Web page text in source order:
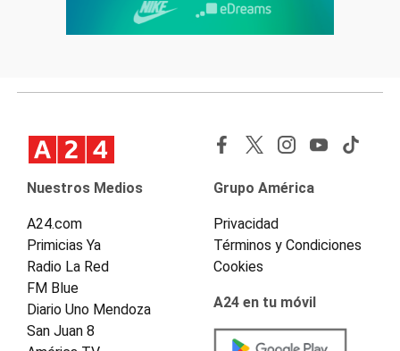
Nuestros Medios
A24.com
Primicias Ya
Radio La Red
FM Blue
Diario Uno Mendoza
San Juan 8
Grupo América
Privacidad
Términos y Condiciones
Cookies
A24 en tu móvil